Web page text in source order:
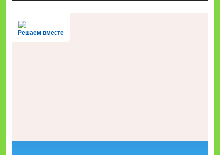
Решаем вместе